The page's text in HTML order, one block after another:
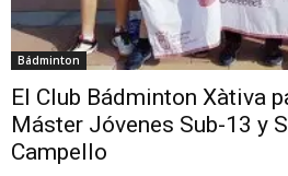
Bádminton
El Club Bádminton Xàtiva
Máster Jóvenes Sub-13 y
Campello